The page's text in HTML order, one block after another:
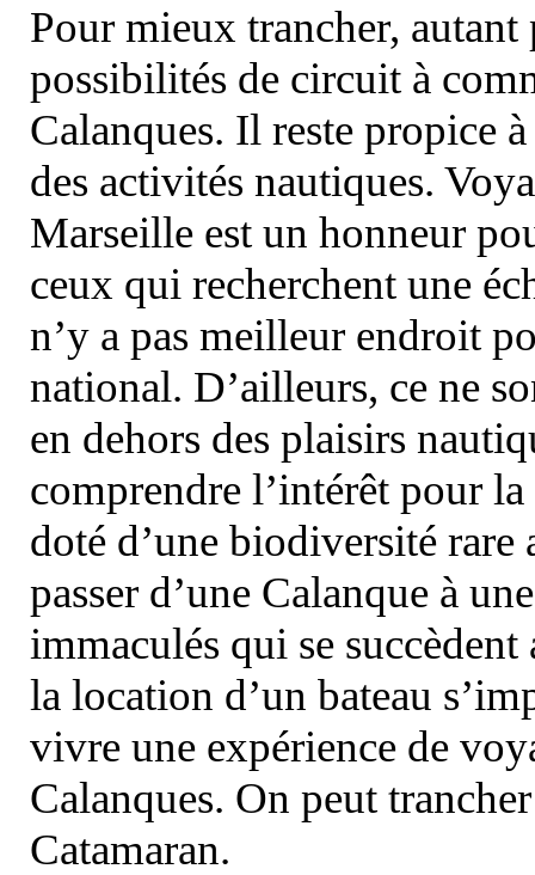
Pour mieux trancher, autant
possibilités de circuit à
Calanques. Il reste propice
des activités nautiques.
Marseille est un honneur
ceux qui recherchent une
n’y a pas meilleur endroit
national. D’ailleurs, ce ne
en dehors des plaisirs
comprendre l’intérêt pour
doté d’une biodiversité
passer d’une Calanque à
immaculés qui se
la location d’un bateau
vivre une expérience de
Calanques. On peut
Catamaran.